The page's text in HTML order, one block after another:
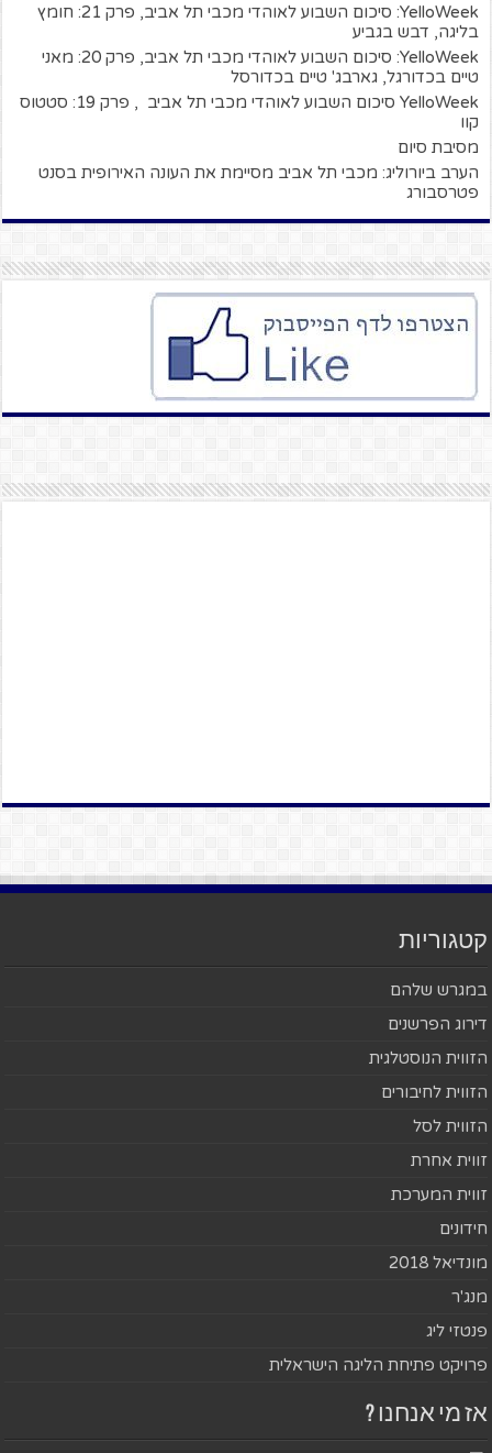
YelloWeek: סיכום השבוע לאוהדי מכבי תל אביב, פרק 21: חומץ
בליגה, דבש בגביע
YelloWeek: סיכום השבוע לאוהדי מכבי תל אביב, פרק 20: מאני
טיים בכדורגל, גארבג' טיים בכדורסל
YelloWeek סיכום השבוע לאוהדי מכבי תל אביב , פרק 19: סטטוס
קוו
מסיבת סיום
הערב ביורוליג: מכבי תל אביב מסיימת את העונה האירופית בסנט
פטרסבורג
קטגוריות
במגרש שלהם
דירוג הפרשנים
הזווית הנוסטלגית
הזווית לחיבורים
הזווית לסל
זווית אחרת
זווית המערכת
חידונים
מונדיאל 2018
מנג'ר
פנטזי ליג
פרויקט פתיחת הליגה הישראלית
אז מי אנחנו ?